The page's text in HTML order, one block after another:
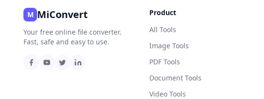
M MiConvert
Your free online file converter.
Fast, safe and easy to use.
Product
All Tools
Image Tools
PDF Tools
Document Tools
Video Tools